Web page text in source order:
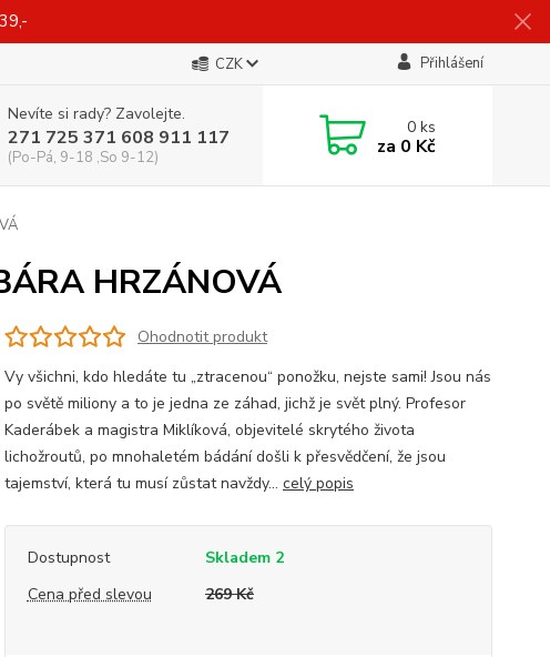
CZK Přihlášení
Nevíte si rady? Zavolejte.
271 725 371 608 911 117
(Po-Pá, 9-18 ,So 9-12)
0ks
za 0 Kč
HRZÁNOVÁ
Ohodnotit produkt
Vy všichni, kdo hledáte tu „ztracenou“ ponožku, nejste sami! Jsou nás
po světě miliony a to je jedna ze záhad, jichž je svět plný. Profesor
Kaderábek a magistra Miklíková, objevitelé skrytého života
lichožroutů, po mnohaletém bádání došli k přesvědčení, že jsou
tajemství, která tu musí zůstat navždy... celý popis
Dostupnost
Skladem 2
Cena před slevou
269 Kč